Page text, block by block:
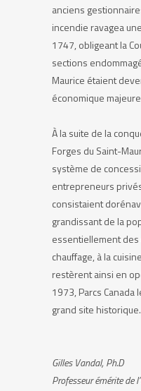
anciens
incendie ravagea
1747, obligeant la
sections
Maurice étaient
économique
À la suite de la
Forges du Saint-
système de
entrepreneurs
consistaient
grandissant de la
essentiellement
chauffage, à la
restèrent ainsi en
1973, Parcs
grand site historique.
Gilles Vandal, Ph.D
Professeur émérite de